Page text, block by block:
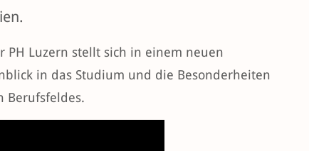
PH Luzern stellt sich in einem neuen
in das Studium und die Besonderheiten
Berufsfeldes.